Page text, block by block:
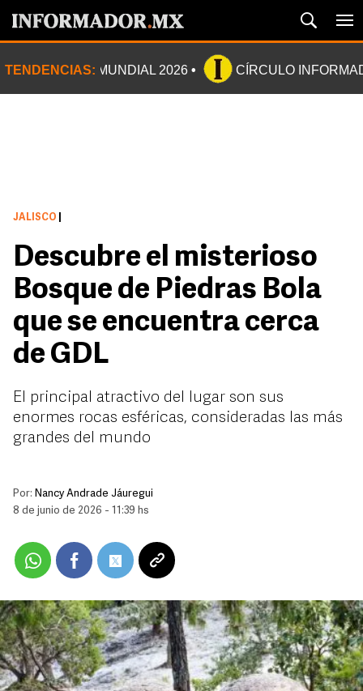
TENDENCIAS: MUNDIAL 2026 CÍRCULO
JALISCO
Descubre el misterioso
Bosque de Piedras Bola
que se encuentra cerca
de GDL
El principal atractivo del lugar son sus
enormes rocas esféricas, consideradas las más
grandes del mundo
Por: Nancy Andrade Jáuregui
8 de junio de 2026 - 11:39 hs